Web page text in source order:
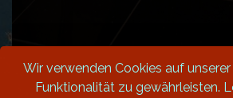
Wir verwenden Cookies auf
Funktionalität zu gewährleisten.